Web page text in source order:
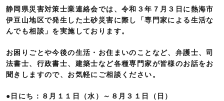
静岡県災害対策士業連絡会では、令和３年７月３日に熱海市
伊豆山地区で発生した土砂災害に際し「専門家による生活な
んでも相談」を実施しております。
お困りごとや今後の生活・お住まいのことなど、弁護士、司
法書士、行政書士、建築士など各種専門家が皆様のお話をお
聞きしますので、お気軽にご相談ください。
●日にち：８月１１日（水）～８月３１日（日）